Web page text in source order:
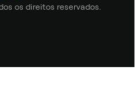
os direitos reservados.